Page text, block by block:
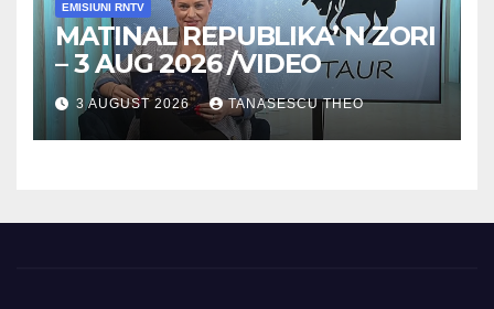
EMISIUNI RNTV
MATINAL REPUBLIKA’ N ZORI
– 3 AUG 2026 /VIDEO
3 AUGUST 2026 TANASESCU THEO